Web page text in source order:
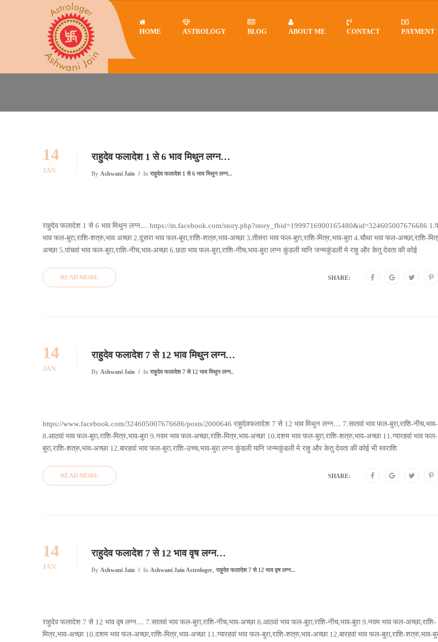
HOME ASTROLOGY BLOG ABOUT ME CONTACT PAYMENT
Home राहुदेव फलादेश 7 से 12 भाव कर्क लग्न
राहुदेव फलादेश 7 से 12 भाव कर्क लग्न
14
JAN
राहुदेव फलादेश 1 से 6 भाव मिथुन लग्न…
By Ashwani Jain In राहुदेव फलादेश 1 से 6 भाव मिथुन लग्न...
राहुदेव फलादेश 1 से 6 भाव मिथुन लग्न… https://m.facebook.com/story.php?story_fbid=1999716900165480&id=324605007676686
भाव फल-बुरा,राशि-शत्रु,भाव अच्छा 2.दूसरा भाव फल-बुरा,राशि-शत्रु,भाव-अच्छा 3.तीसरा भाव फल-बुरा,राशि-मित्र,भाव-बुरा 4.चौथा भाव फल-अच्छा,राशि-
अच्छा 5.पांचवां भाव फल-बुरा,राशि-नीच,भाव-अच्छा 6.छठा भाव फल-बुरा,राशि-नीच,भाव-बुरा लग्न कुंडली यानि जन्मकुंडली मे राहु और केतु देवता की कोई
READ MORE SHARE:
14
JAN
राहुदेव फलादेश 7 से 12 भाव मिथुन लग्न…
By Ashwani Jain In राहुदेव फलादेश 7 से 12 भाव मिथुन लग्न..
https://www.facebook.com/324605007676686/posts/2000646 राहुदेवफलादेश 7 से 12 भाव मिथुन लग्न… 7.सातवां भाव फल-बुरा,राशि-
8.आठवां भाव फल-बुरा,राशि-मित्र,भाव-बुरा 9.नवम भाव फल-अच्छा,राशि-मित्र,भाव-अच्छा 10.दशम भाव फल-बुरा,राशि-शत्रु,भाव-अच्छा 11.ग्यारहवां भाव फल-
बुरा,राशि-शत्रु,भाव-अच्छा 12.बारहवां भाव फल-बुरा,राशि-उच्च,भाव-बुरा लग्न कुंडली यानि जन्मकुंडली मे राहु और केतु देवता की कोई भी स्वराशि
READ MORE SHARE:
14
JAN
राहुदेव फलादेश 7 से 12 भाव वृष लग्न…
By Ashwani Jain In Ashwani Jain Astrologer, राहुदेव फलादेश 7 से 12 भाव वृष लग्न...
राहुदेव फलादेश 7 से 12 भाव वृष लग्न… 7.सातवां भाव फल-बुरा,राशि-नीच,भाव-अच्छा 8.आठवां भाव फल-बुरा,राशि-नीच,भाव-बुरा 9.नवम भाव फल-अच्छा,राशि-
मित्र,भाव-अच्छा 10.दशम भाव फल-अच्छा,राशि-मित्र,भाव-अच्छा 11.ग्यारहवां भाव फल-बुरा,राशि-शत्रु,भाव-अच्छा 12.बारहवां भाव फल-बुरा,राशि-शत्रु,भाव-